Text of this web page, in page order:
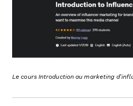
Le cours Introduction au marketing